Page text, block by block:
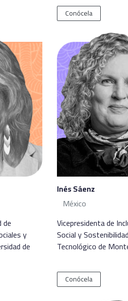
Conócela
de
y
de
Inés Sáenz
México
Vicepresidenta de
Social y
Tecnológico de
Conócela